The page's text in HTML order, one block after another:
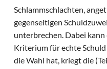
Schlammschlachten,
gegenseitigen
unterbrechen. Dabei
Kriterium für echte
die Wahl hat, kriegt die